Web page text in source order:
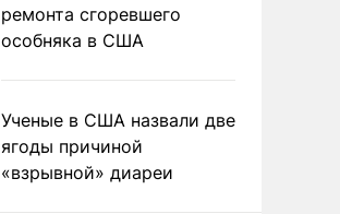
ремонта сгоревшего
особняка в США
Ученые в США назвали две
ягоды причиной
«взрывной» диареи